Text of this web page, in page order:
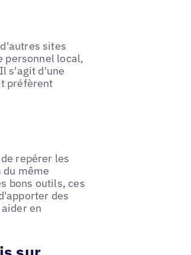
sites
personnel local,
s'agit d'une
préfèrent
repérer les
même
bons outils, ces
des
en